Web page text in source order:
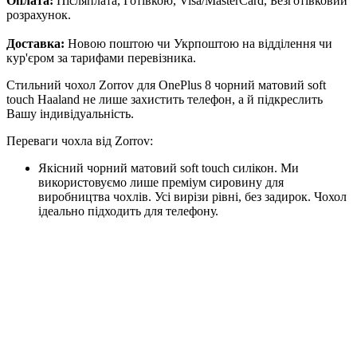
розрахунок.
Доставка: Новою поштою чи Укрпоштою на відділення чи
кур'єром за тарифами перевізника.
Стильний чохол Zorrov для OnePlus 8 чорний матовий soft
touch Haaland не лише захистить телефон, а й підкреслить
Вашу індивідуальність.
Переваги чохла від Zorrov:
Якісний чорний матовий soft touch силікон. Ми
використовуємо лише преміум сировину для
виробництва чохлів. Усі вирізи рівні, без задирок. Чохол
ідеально підходить для телефону.